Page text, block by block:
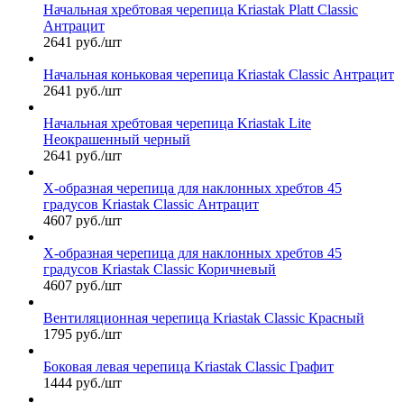
Начальная хребтовая черепица Kriastak Platt Classic
Антрацит
2641 руб./шт
Начальная коньковая черепица Kriastak Classic Антрацит
2641 руб./шт
Начальная хребтовая черепица Kriastak Lite
Неокрашенный черный
2641 руб./шт
Х-образная черепица для наклонных хребтов 45
градусов Kriastak Classic Антрацит
4607 руб./шт
Х-образная черепица для наклонных хребтов 45
градусов Kriastak Classic Коричневый
4607 руб./шт
Вентиляционная черепица Kriastak Classic Красный
1795 руб./шт
Боковая левая черепица Kriastak Classic Графит
1444 руб./шт